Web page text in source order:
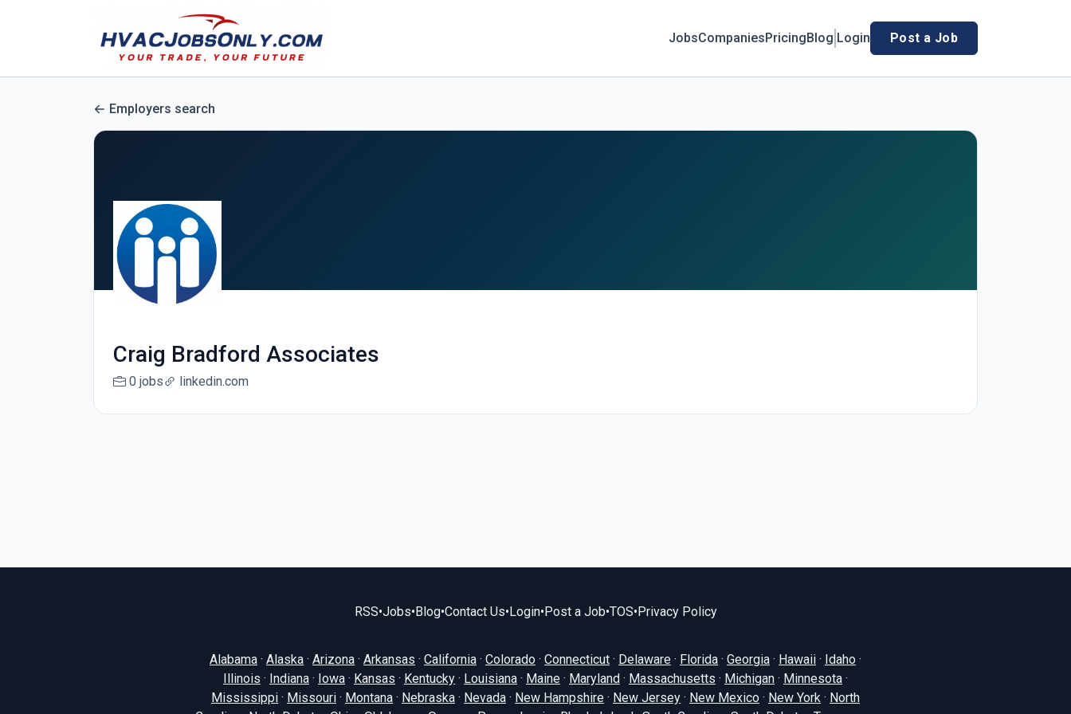
JobsCompaniesPricingBlog Login Post a Job
Employers search
Craig Bradford Associates
0 jobs linkedin.com
RSS•Jobs•Blog•Contact Us•Login•Post a Job•TOS•Privacy Policy
Alabama · Alaska · Arizona · Arkansas · California · Colorado · Connecticut · Delaware · Florida · Georgia · Hawaii · Idaho ·
Illinois · Indiana · Iowa · Kansas · Kentucky · Louisiana · Maine · Maryland · Massachusetts · Michigan · Minnesota ·
Mississippi · Missouri · Montana · Nebraska · Nevada · New Hampshire · New Jersey · New Mexico · New York · North